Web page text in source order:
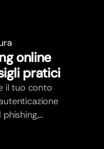
online
pratici
il tuo conto
come